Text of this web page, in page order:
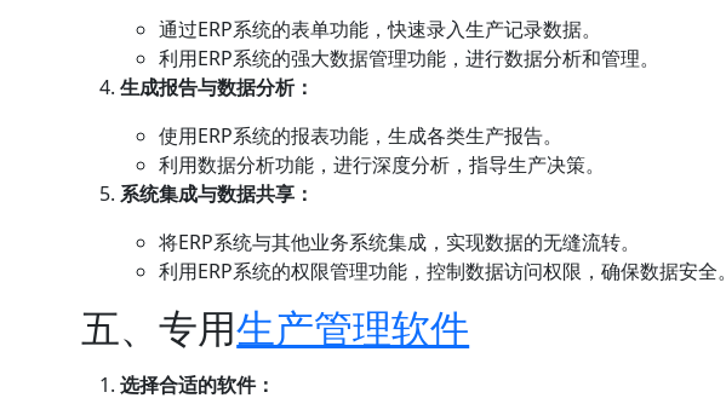
通过ERP系统的表单功能，快速录入生产记录数据。
利用ERP系统的强大数据管理功能，进行数据分析和管理。
生成报告与数据分析：
使用ERP系统的报表功能，生成各类生产报告。
利用数据分析功能，进行深度分析，指导生产决策。
系统集成与数据共享：
将ERP系统与其他业务系统集成，实现数据的无缝流转。
利用ERP系统的权限管理功能，控制数据访问权限，确保数据安全。
五、专用生产管理软件
选择合适的软件：